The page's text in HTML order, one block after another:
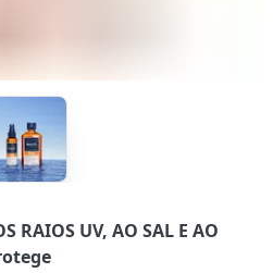
RAIOS UV, AO SAL E AO